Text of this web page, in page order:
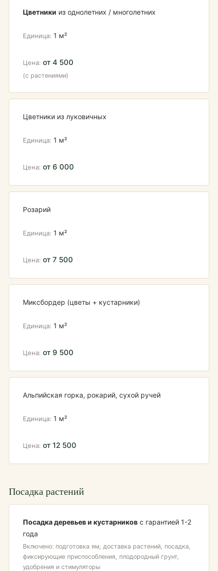
Цветники из однолетних / многолетних
1 м²
от 4 500
(с растениями)
Цветники из луковичных
1 м²
от 6 000
Розарий
1 м²
от 7 500
Миксбордер (цветы + кустарники)
1 м²
от 9 500
Альпийская горка, рокарий, сухой ручей
1 м²
от 12 500
Посадка растений
Посадка деревьев и кустарников с гарантией 1-2
года
Включено: подготовка ям, доставка растений, посадка,
фиксирующие приспособления, плодородный грунт,
удобрения и стимуляторы